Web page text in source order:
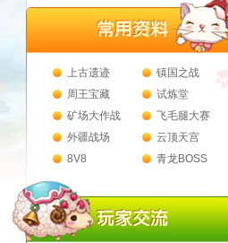
上古遗迹
镇国之战
周王宝藏
试炼堂
矿场大作战
飞毛腿大赛
外疆战场
云顶天宫
8V8
青龙BOSS